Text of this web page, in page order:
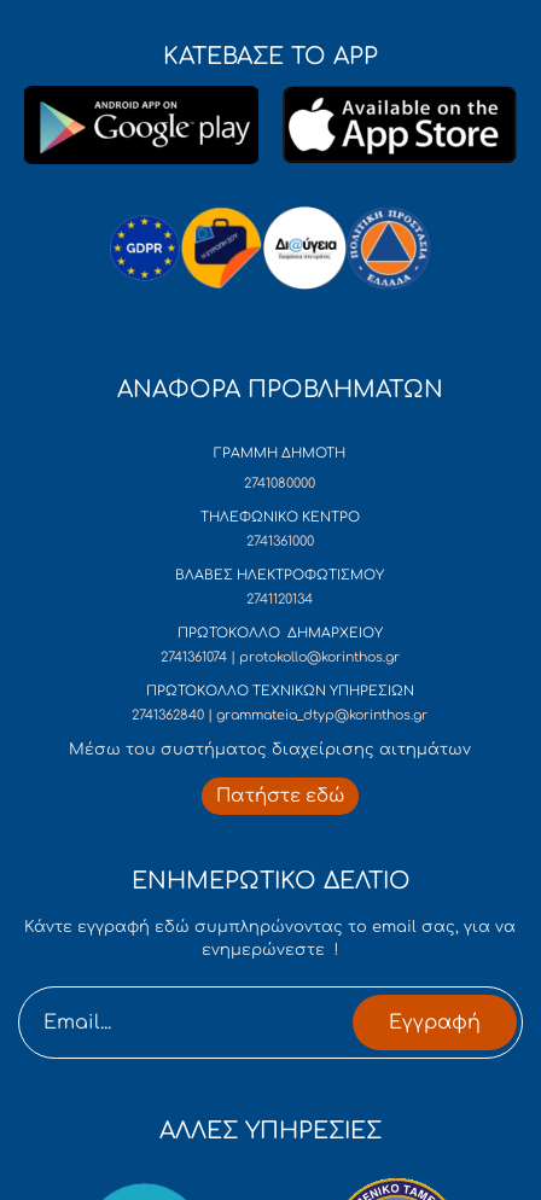
ΚΑΤΕΒΑΣΕ ΤΟ APP
ΑΝΑΦΟΡΑ ΠΡΟΒΛΗΜΑΤΩΝ
ΓΡΑΜΜΗ ΔΗΜΟΤΗ
2741080000
ΤΗΛΕΦΩΝΙΚΟ ΚΕΝΤΡΟ
2741361000
ΒΛΑΒΕΣ ΗΛΕΚΤΡΟΦΩΤΙΣΜΟΥ
2741120134
ΠΡΩΤΟΚΟΛΛΟ ΔΗΜΑΡΧΕΙΟΥ
2741361074 | protokollo@korinthos.gr
ΠΡΩΤΟΚΟΛΛΟ ΤΕΧΝΙΚΩΝ ΥΠΗΡΕΣΙΩΝ
2741362840 | grammateia_dtyp@korinthos.gr
Mέσω του συστήματος διαχείρισης αιτημάτων
Πατήστε εδώ
ΕΝΗΜΕΡΩΤΙΚΟ ΔΕΛΤΙΟ
Κάντε εγγραφή εδώ συμπληρώνοντας το email σας, για να
ενημερώνεστε !
Εγγραφή
ΑΛΛΕΣ ΥΠΗΡΕΣΙΕΣ